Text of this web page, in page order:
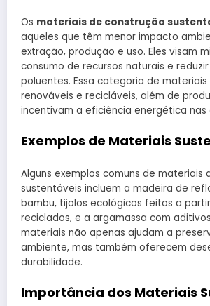
Os materiais de construção
aqueles que têm menor impacto
extração, produção e uso. Eles visam
consumo de recursos naturais e
poluentes. Essa categoria de materiais
renováveis e recicláveis, além de
incentivam a eficiência energética nas
Exemplos de Materiais
Alguns exemplos comuns de materiais
sustentáveis incluem a madeira de
bambu, tijolos ecológicos feitos a
reciclados, e a argamassa com
materiais não apenas ajudam a
ambiente, mas também oferecem
durabilidade.
Importância dos Materiais